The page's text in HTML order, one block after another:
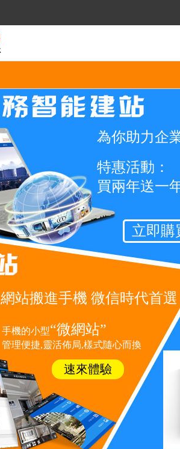
為你助力企
特惠活動：
買兩年送一
立即購
網站搬進手機 微信時代首選
手機的小型“微網站”
管理便捷,靈活佈局,樣式隨心而換
速來體驗